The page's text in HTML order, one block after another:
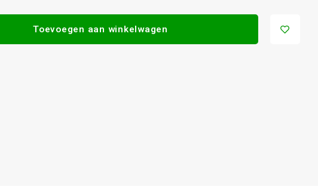
Toevoegen aan winkelwagen